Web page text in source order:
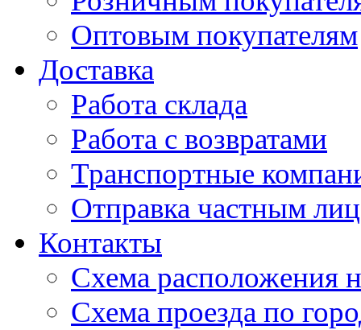
Оптовым покупателям
Доставка
Работа склада
Работа с возвратами
Транспортные
Отправка частным
Контакты
Схема расположения
Схема проезда по